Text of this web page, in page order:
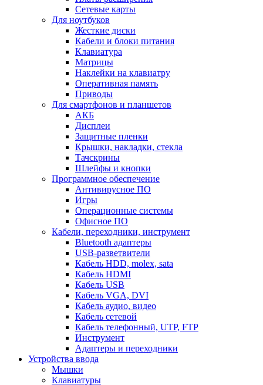
Сетевые карты
Для ноутбуков
Жесткие диски
Кабели и блоки питания
Клавиатура
Матрицы
Наклейки на клавиатру
Оперативная память
Приводы
Для смартфонов и планшетов
АКБ
Дисплеи
Защитные пленки
Крышки, накладки, стекла
Тачскрины
Шлейфы и кнопки
Программное обеспечение
Антивирусное ПО
Игры
Операционные системы
Офисное ПО
Кабели, переходники, инструмент
Bluetooth адаптеры
USB-разветвители
Кабель HDD, molex, sata
Кабель HDMI
Кабель USB
Кабель VGA, DVI
Кабель аудио, видео
Кабель сетевой
Кабель телефонный, UTP, FTP
Инструмент
Адаптеры и переходники
Устройства ввода
Мышки
Клавиатуры